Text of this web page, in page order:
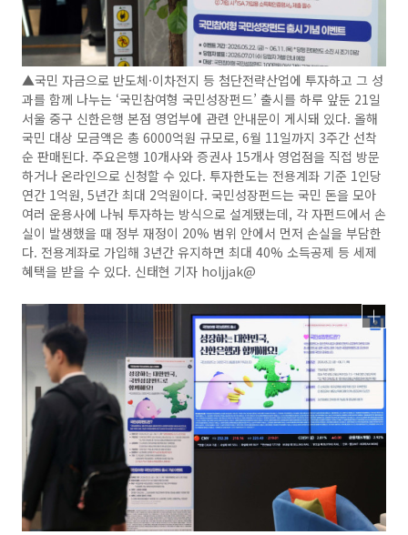
▲국민 자금으로 반도체·이차전지 등 첨단전략산업에 투자하고 그 성
과를 함께 나누는 ‘국민참여형 국민성장펀드’ 출시를 하루 앞둔 21일
서울 중구 신한은행 본점 영업부에 관련 안내문이 게시돼 있다. 올해
국민 대상 모금액은 총 6000억원 규모로, 6월 11일까지 3주간 선착
순 판매된다. 주요은행 10개사와 증권사 15개사 영업점을 직접 방문
하거나 온라인으로 신청할 수 있다. 투자한도는 전용계좌 기준 1인당
연간 1억원, 5년간 최대 2억원이다. 국민성장펀드는 국민 돈을 모아
여러 운용사에 나눠 투자하는 방식으로 설계됐는데, 각 자펀드에서 손
실이 발생했을 때 정부 재정이 20% 범위 안에서 먼저 손실을 부담한
다. 전용계좌로 가입해 3년간 유지하면 최대 40% 소득공제 등 세제
혜택을 받을 수 있다. 신태현 기자 holjjak@